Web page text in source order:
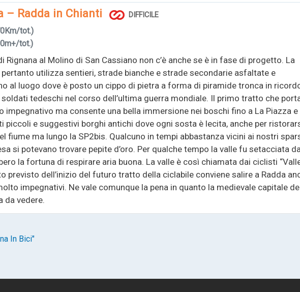
– Radda in Chianti DIFFICILE
tot.)
tot.)
Rignana al Molino di San Cassiano non c’è anche se è in fase di progetto. La
utilizza sentieri, strade bianche e strade secondarie asfaltate e
al luogo dove è posto un cippo di pietra a forma di piramide tronca in
tedeschi nel corso dell’ultima guerra mondiale. Il primo tratto che
impegnativo ma consente una bella immersione nei boschi fino a La Piazza e
piccoli e suggestivi borghi antichi dove ogni sosta è lecita, anche per
fiume ma lungo la SP2bis. Qualcuno in tempi abbastanza vicini ai nostri
si potevano trovare pepite d’oro. Per qualche tempo la valle fu setacciata
la fortuna di respirare aria buona. La valle è così chiamata dai ciclisti
previsto dell’inizio del futuro tratto della ciclabile conviene salire a Radda
impegnativi. Ne vale comunque la pena in quanto la medievale capitale
da vedere.
In Bici"